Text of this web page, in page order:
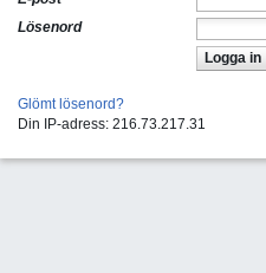
Lösenord
Logga in
Glömt lösenord?
Din IP-adress: 216.73.217.31